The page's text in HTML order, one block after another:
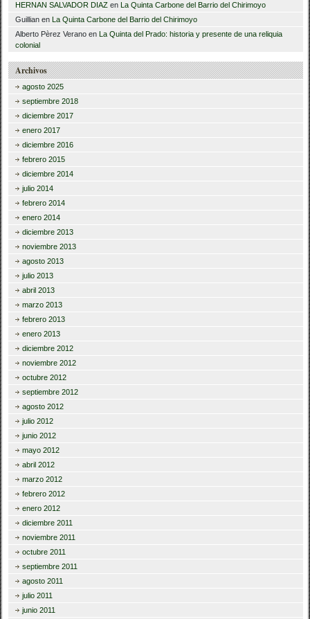
HERNAN SALVADOR DIAZ en La Quinta Carbone del Barrio del Chirimoyo
Guillian en La Quinta Carbone del Barrio del Chirimoyo
Alberto Pèrez Verano en La Quinta del Prado: historia y presente de una reliquia
colonial
Archivos
agosto 2025
septiembre 2018
diciembre 2017
enero 2017
diciembre 2016
febrero 2015
diciembre 2014
julio 2014
febrero 2014
enero 2014
diciembre 2013
noviembre 2013
agosto 2013
julio 2013
abril 2013
marzo 2013
febrero 2013
enero 2013
diciembre 2012
noviembre 2012
octubre 2012
septiembre 2012
agosto 2012
julio 2012
junio 2012
mayo 2012
abril 2012
marzo 2012
febrero 2012
enero 2012
diciembre 2011
noviembre 2011
octubre 2011
septiembre 2011
agosto 2011
julio 2011
junio 2011